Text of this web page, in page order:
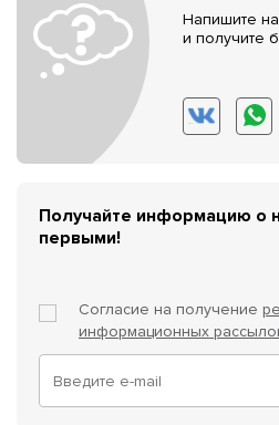
Напишите
и получите
Получайте информацию о
первыми!
Согласие на получение
информационных